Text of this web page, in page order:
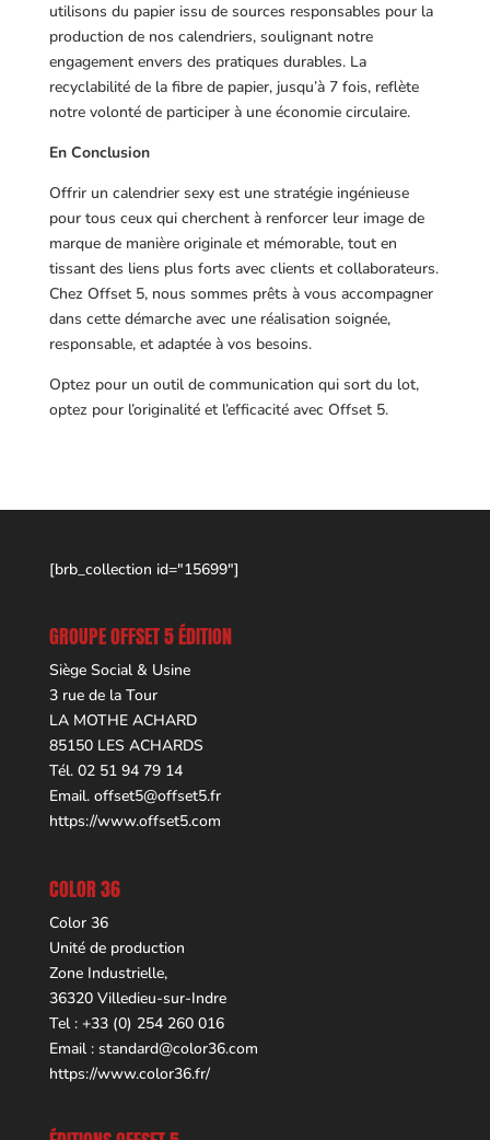
utilisons du papier issu de sources responsables pour la
production de nos calendriers, soulignant notre
engagement envers des pratiques durables. La
recyclabilité de la fibre de papier, jusqu’à 7 fois, reflète
notre volonté de participer à une économie circulaire.
En Conclusion
Offrir un calendrier sexy est une stratégie ingénieuse
pour tous ceux qui cherchent à renforcer leur image de
marque de manière originale et mémorable, tout en
tissant des liens plus forts avec clients et collaborateurs.
Chez Offset 5, nous sommes prêts à vous accompagner
dans cette démarche avec une réalisation soignée,
responsable, et adaptée à vos besoins.
Optez pour un outil de communication qui sort du lot,
optez pour l’originalité et l’efficacité avec Offset 5.
[brb_collection id="15699"]
GROUPE OFFSET 5 ÉDITION
Siège Social & Usine
3 rue de la Tour
LA MOTHE ACHARD
85150 LES ACHARDS
Tél. 02 51 94 79 14
Email. offset5@offset5.fr
https://www.offset5.com
COLOR 36
Color 36
Unité de production
Zone Industrielle,
36320 Villedieu-sur-Indre
Tel : +33 (0) 254 260 016
Email : standard@color36.com
https://www.color36.fr/